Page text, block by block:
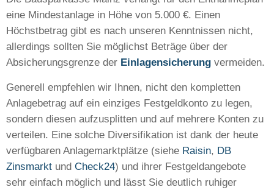
eine Mindestanlage in Höhe von 5.000 €. Einen
Höchstbetrag gibt es nach unseren Kenntnissen nicht,
allerdings sollten Sie möglichst Beträge über der
Absicherungsgrenze der Einlagensicherung vermeiden.
Generell empfehlen wir Ihnen, nicht den kompletten
Anlagebetrag auf ein einziges Festgeldkonto zu legen,
sondern diesen aufzusplitten und auf mehrere Konten zu
verteilen. Eine solche Diversifikation ist dank der heute
verfügbaren Anlagemarktplätze (siehe Raisin, DB
Zinsmarkt und Check24) und ihrer Festgeldangebote
sehr einfach möglich und lässt Sie deutlich ruhiger